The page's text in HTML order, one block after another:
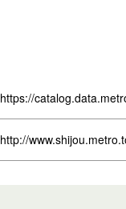
https://
http://